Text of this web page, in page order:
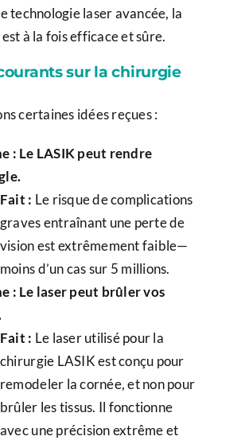
technologie laser avancée, la
à la fois efficace et sûre.
sur la chirurgie
certaines idées reçues :
: Le LASIK peut rendre
Fait : Le risque de complications
graves entraînant une perte de
vision est extrêmement faible—
moins d’un cas sur 5 millions.
: Le laser peut brûler vos
Fait : Le laser utilisé pour la
chirurgie LASIK est conçu pour
remodeler la cornée, et non pour
brûler les tissus. Il fonctionne
avec une précision extrême et